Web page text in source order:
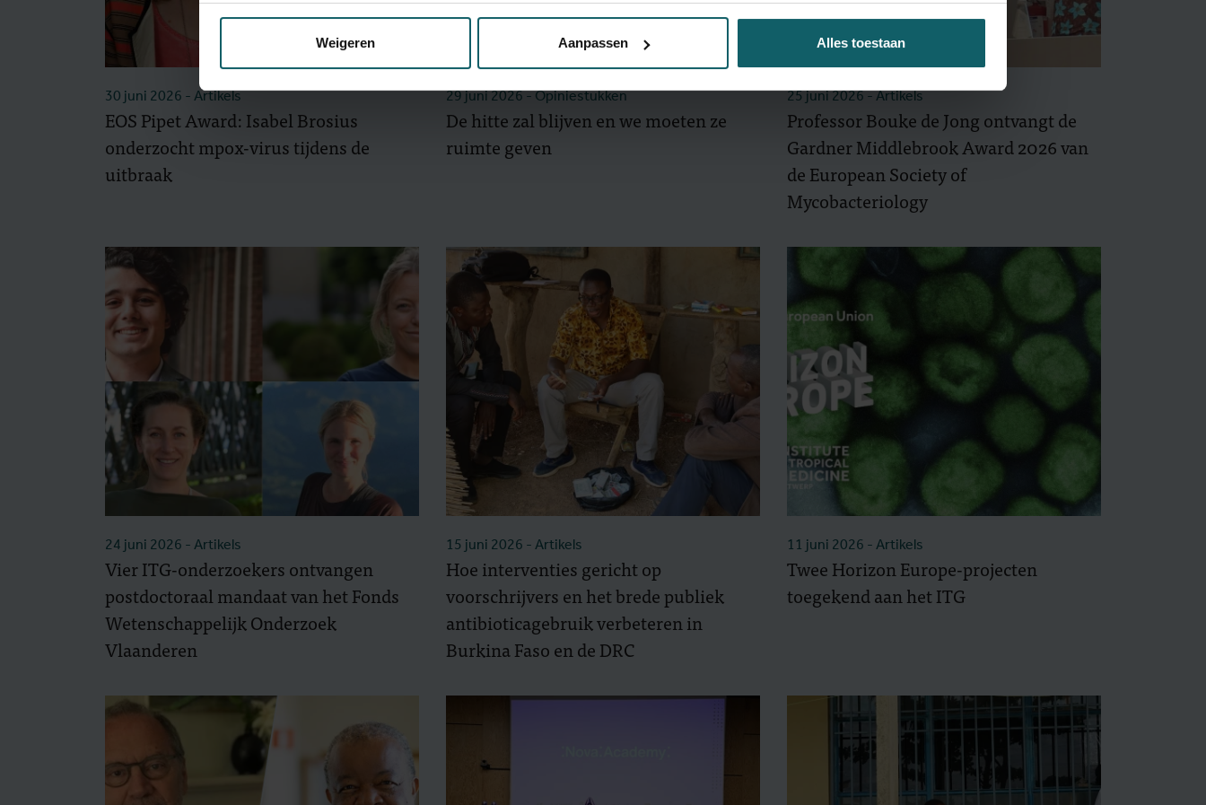
Weigeren Aanpassen Alles toestaan
30 juni 2026 - Artikels
EOS Pipet Award: Isabel Brosius
onderzocht mpox-virus tijdens de
uitbraak
29 juni 2026- Opiniestukken
De hitte zal blijven en we moeten ze
ruimte geven
25 juni 2026- Artikels
Professor Bouke de Jong ontvangt de
Gardner Middlebrook Award 2026 van
de European Society of
Mycobacteriology
24 juni 2026 - Artikels
Vier ITG-onderzoekers ontvangen
postdoctoraal mandaat van het Fonds
Wetenschappelijk Onderzoek
Vlaanderen
15 juni 2026 - Artikels
Hoe interventies gericht op
voorschrijvers en het brede publiek
antibioticagebruik verbeteren in
Burkina Faso en de DRC
11 juni 2026 - Artikels
Twee Horizon Europe-projecten
toegekend aan het ITG